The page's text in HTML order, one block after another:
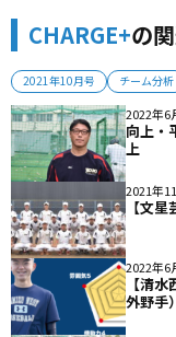
CHARGE+の
2021年10月号 チーム分析
2022年6
向上・
上
2021年
【文
2022年6
【清
外野